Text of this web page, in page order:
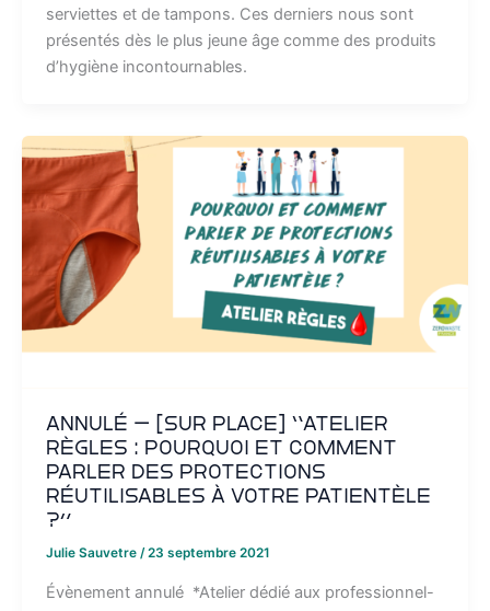
serviettes et de tampons. Ces derniers nous sont
présentés dès le plus jeune âge comme des produits
d’hygiène incontournables.
ANNULÉ – [SUR PLACE] “Atelier
règles : pourquoi et comment
parler des protections
réutilisables à votre patientèle
?”
Julie Sauvetre /23 septembre 2021
Évènement annulé *Atelier dédié aux professionnel-